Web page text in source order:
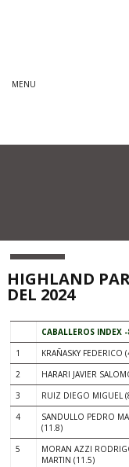
MENU
HIGHLAND
DEL 2024
CABALLEROS INDEX
1
KRAÑASKY FEDERICO
2
HARARI JAVIER
3
RUIZ DIEGO MIGUEL
4
SANDULLO PEDRO
(11.8)
5
MORAN AZZI
MARTIN (11.5)